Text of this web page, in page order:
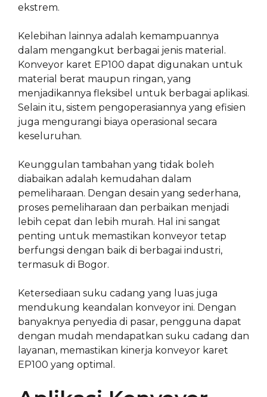
ekstrem.
Kelebihan lainnya adalah kemampuannya
dalam mengangkut berbagai jenis material.
Konveyor karet EP100 dapat digunakan untuk
material berat maupun ringan, yang
menjadikannya fleksibel untuk berbagai aplikasi.
Selain itu, sistem pengoperasiannya yang efisien
juga mengurangi biaya operasional secara
keseluruhan.
Keunggulan tambahan yang tidak boleh
diabaikan adalah kemudahan dalam
pemeliharaan. Dengan desain yang sederhana,
proses pemeliharaan dan perbaikan menjadi
lebih cepat dan lebih murah. Hal ini sangat
penting untuk memastikan konveyor tetap
berfungsi dengan baik di berbagai industri,
termasuk di Bogor.
Ketersediaan suku cadang yang luas juga
mendukung keandalan konveyor ini. Dengan
banyaknya penyedia di pasar, pengguna dapat
dengan mudah mendapatkan suku cadang dan
layanan, memastikan kinerja konveyor karet
EP100 yang optimal.